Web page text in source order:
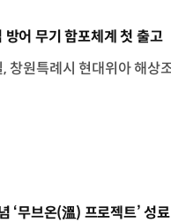
어 무기 함포체계 첫 출고
‘무브온(溫) 프로젝트’ 성료